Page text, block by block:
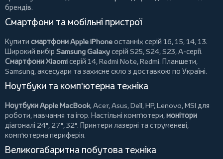
брендів.
Смартфони та мобільні пристрої
Купити смартфони Apple iPhoneостанніх серій 16, 15, 14, 13.
Широкий вибір Samsung Galaxyсерій S25, S24, S23, A-серії.
Смартфони Xiaomiсерій 14, Redmi Note, Redmi. Планшети,
Samsung, аксесуари тазахисне скло з доставкою по Україні.
Ноутбуки та комп'ютерна техніка
Ноутбуки Apple MacBook,Acer,Asus,Dell,HP,Lenovo,MSI для
роботи, навчання та ігор. Настільні комп'ютери,монітори
діагоналі 24", 27", 32". Принтери лазерні та струменеві,
комп'ютерна периферія.
Великогабаритна побутова техніка